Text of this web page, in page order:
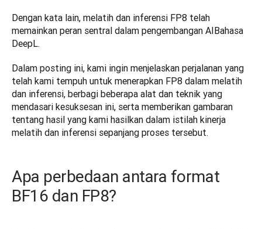
Dengan kata lain, melatih dan inferensi FP8 telah
memainkan peran sentral dalam pengembangan AIBahasa
DeepL.
Dalam posting ini, kami ingin menjelaskan perjalanan yang
telah kami tempuh untuk menerapkan FP8 dalam melatih
dan inferensi, berbagi beberapa alat dan teknik yang
mendasari kesuksesan ini, serta memberikan gambaran
tentang hasil yang kami hasilkan dalam istilah kinerja
melatih dan inferensi sepanjang proses tersebut.
Apa perbedaan antara format
BF16 dan FP8?